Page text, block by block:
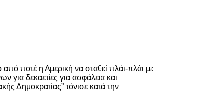
από ποτέ η Αμερική να σταθεί πλάι-πλάι με
για δεκαετίες για ασφάλεια και
Δημοκρατίας” τόνισε κατά την